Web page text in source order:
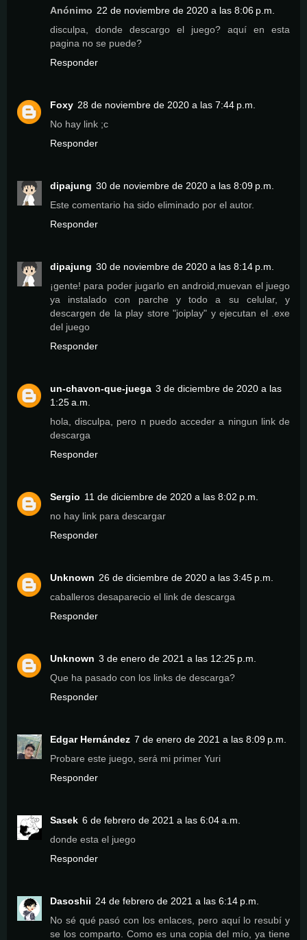
Anónimo 22 de noviembre de 2020 a las 8:06 p.m.
disculpa, donde descargo el juego? aquí en esta
pagina no se puede?
Responder
Foxy 28 de noviembre de 2020 a las 7:44 p.m.
No hay link ;c
Responder
dipajung 30 de noviembre de 2020 a las 8:09 p.m.
Este comentario ha sido eliminado por el autor.
Responder
dipajung 30 de noviembre de 2020 a las 8:14 p.m.
¡gente! para poder jugarlo en android,muevan el juego
ya instalado con parche y todo a su celular, y
descargen de la play store "joiplay" y ejecutan el .exe
del juego
Responder
un-chavon-que-juega 3 de diciembre de 2020 a las
1:25 a.m.
hola, disculpa, pero n puedo acceder a ningun link de
descarga
Responder
Sergio 11 de diciembre de 2020 a las 8:02 p.m.
no hay link para descargar
Responder
Unknown 26 de diciembre de 2020 a las 3:45 p.m.
caballeros desaparecio el link de descarga
Responder
Unknown 3 de enero de 2021 a las 12:25 p.m.
Que ha pasado con los links de descarga?
Responder
Edgar Hernández 7 de enero de 2021 a las 8:09 p.m.
Probare este juego, será mi primer Yuri
Responder
Sasek 6 de febrero de 2021 a las 6:04 a.m.
donde esta el juego
Responder
Dasoshii 24 de febrero de 2021 a las 6:14 p.m.
No sé qué pasó con los enlaces, pero aquí lo resubí y
se los comparto. Como es una copia del mío, ya tiene